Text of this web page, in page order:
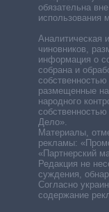
обязательна
использования
Аналитическая
чиновников,
информация о
собрана и
размещенные
народного
Дело».
Материалы,
рекламы:
«Партнерский
Редакция не
суждения,
Согласно
содержание